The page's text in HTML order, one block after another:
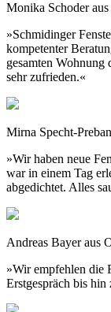
Monika Schoder
»Schmidinger
kompetenter
gesamten Wohnung
sehr zufrieden.«
Mirna Specht-
»Wir haben neue
war in einem Tag
abgedichtet. Alles
Andreas Bayer aus
»Wir empfehlen die
Erstgespräch bis hin